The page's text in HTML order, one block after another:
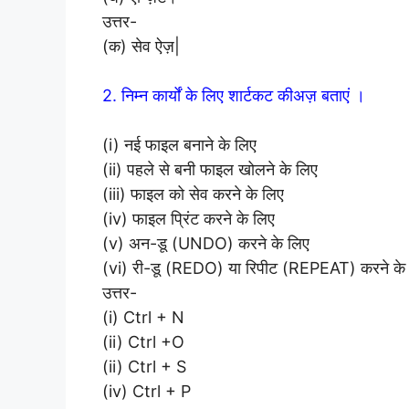
उत्तर-
(क) सेव ऐज़|
2. निम्न कार्यों के लिए शार्टकट कीअज़ बताएं ।
(i) नई फाइल बनाने के लिए
(ii) पहले से बनी फाइल खोलने के लिए
(iii) फाइल को सेव करने के लिए
(iv) फाइल प्रिंट करने के लिए
(v) अन-डू (UNDO) करने के लिए
(vi) री-डू (REDO) या रिपीट (REPEAT) करने के
उत्तर-
(i) Ctrl + N
(ii) Ctrl +O
(ii) Ctrl + S
(iv) Ctrl + P